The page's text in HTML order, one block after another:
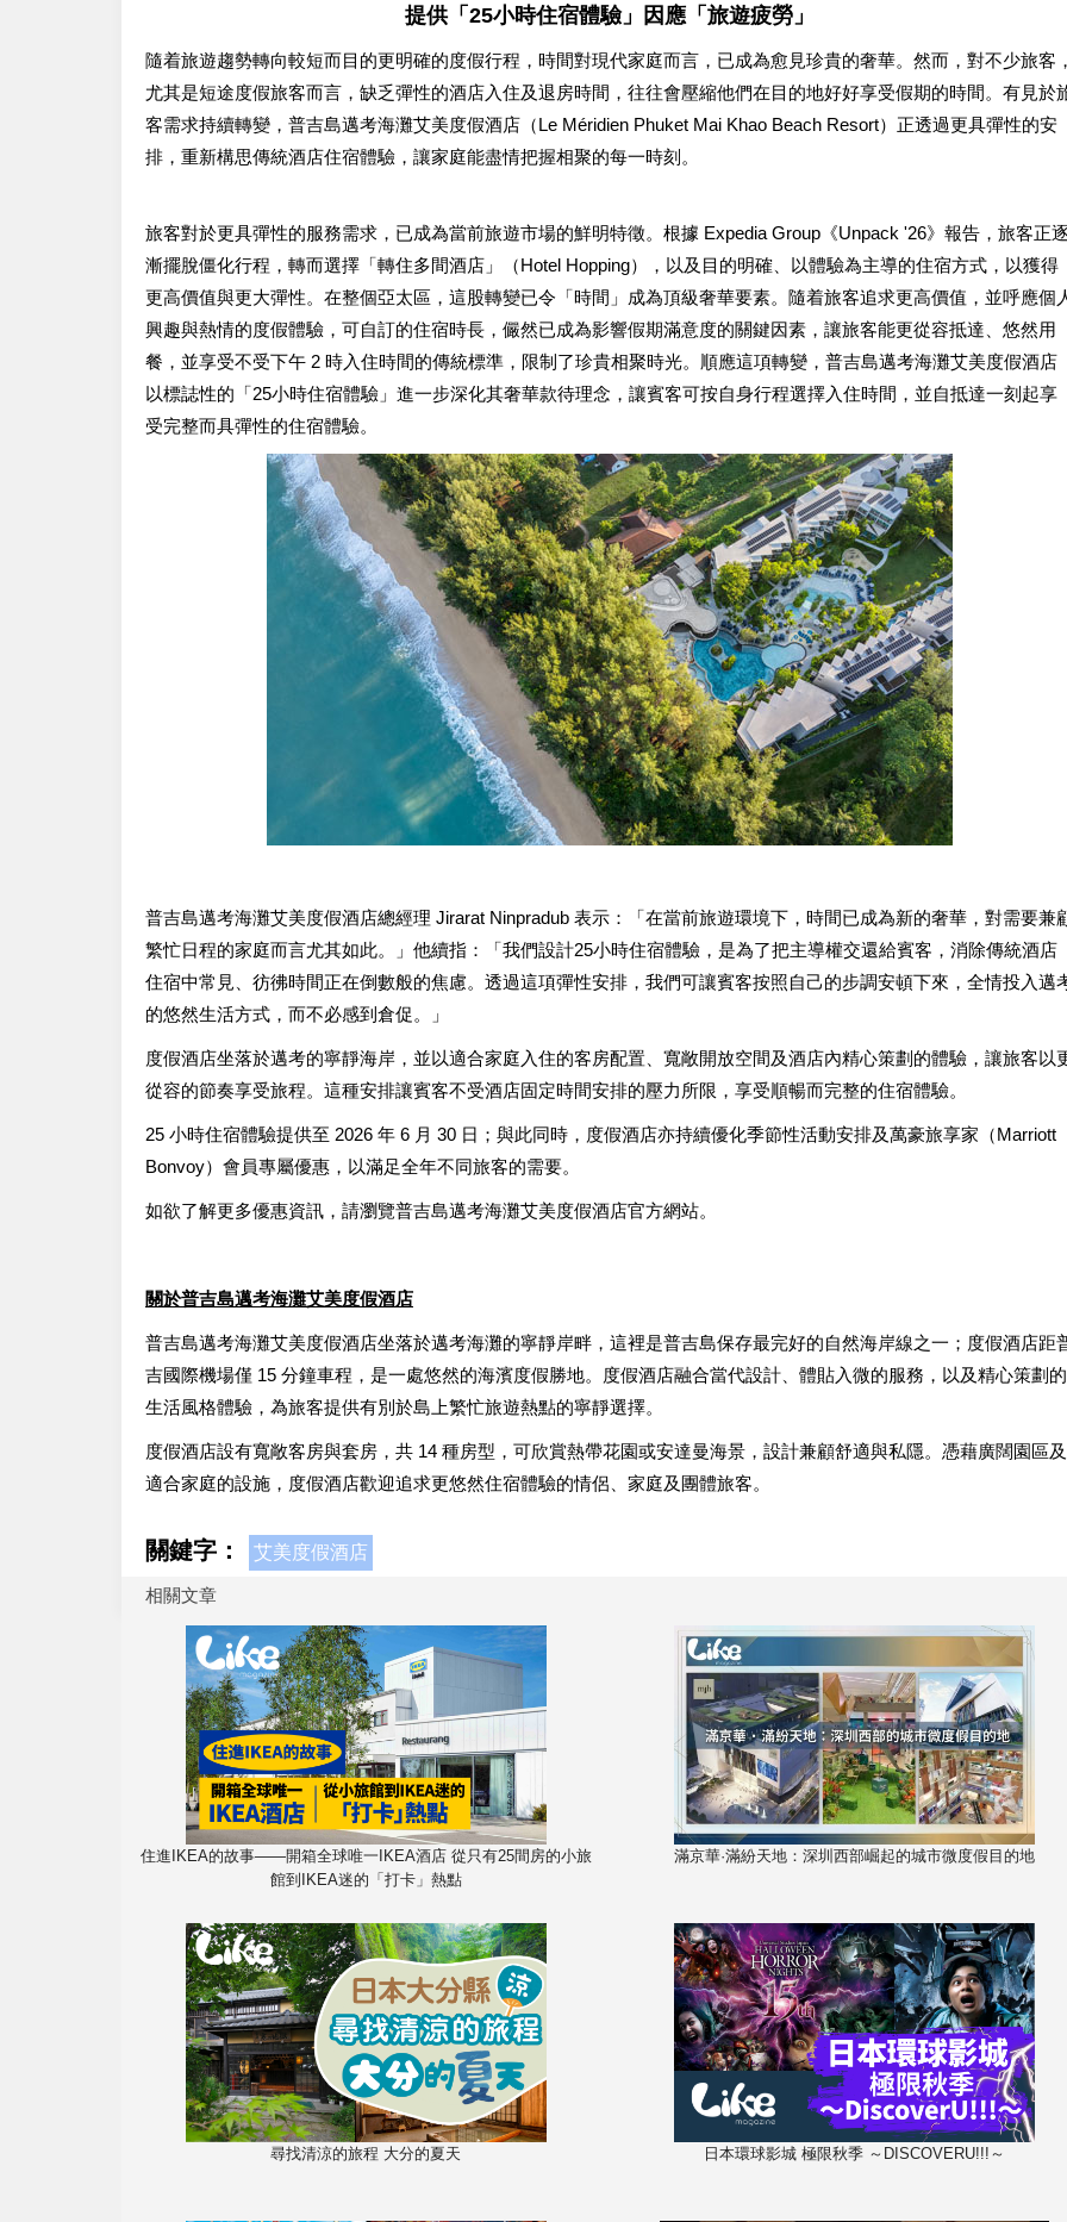
提供「25小時住宿體驗」因應「旅遊疲勞」
隨着旅遊趨勢轉向較短而目的更明確的度假行程，時間對現代家庭而言，已成為愈見珍貴的奢華。然而，對不少旅客
尤其是短途度假旅客而言，缺乏彈性的酒店入住及退房時間，往往會壓縮他們在目的地好好享受假期的時間。有見於
客需求持續轉變，普吉島邁考海灘艾美度假酒店（Le Méridien Phuket Mai Khao Beach Resort）正透過更具彈性的安
排，重新構思傳統酒店住宿體驗，讓家庭能盡情把握相聚的每一時刻。
旅客對於更具彈性的服務需求，已成為當前旅遊市場的鮮明特徵。根據 Expedia Group《Unpack '26》報告，旅客正
漸擺脫僵化行程，轉而選擇「轉住多間酒店」（Hotel Hopping），以及目的明確、以體驗為主導的住宿方式，以獲得
更高價值與更大彈性。在整個亞太區，這股轉變已令「時間」成為頂級奢華要素。隨着旅客追求更高價值，並呼應個
興趣與熱情的度假體驗，可自訂的住宿時長，儼然已成為影響假期滿意度的關鍵因素，讓旅客能更從容抵達、悠然用
餐，並享受不受下午 2 時入住時間的傳統標準，限制了珍貴相聚時光。順應這項轉變，普吉島邁考海灘艾美度假酒店
以標誌性的「25小時住宿體驗」進一步深化其奢華款待理念，讓賓客可按自身行程選擇入住時間，並自抵達一刻起享
受完整而具彈性的住宿體驗。
普吉島邁考海灘艾美度假酒店總經理 Jirarat Ninpradub 表示：「在當前旅遊環境下，時間已成為新的奢華，對需要兼
繁忙日程的家庭而言尤其如此。」他續指：「我們設計25小時住宿體驗，是為了把主導權交還給賓客，消除傳統酒店
住宿中常見、彷彿時間正在倒數般的焦慮。透過這項彈性安排，我們可讓賓客按照自己的步調安頓下來，全情投入邁
的悠然生活方式，而不必感到倉促。」
度假酒店坐落於邁考的寧靜海岸，並以適合家庭入住的客房配置、寬敞開放空間及酒店內精心策劃的體驗，讓旅客以
從容的節奏享受旅程。這種安排讓賓客不受酒店固定時間安排的壓力所限，享受順暢而完整的住宿體驗。
25 小時住宿體驗提供至 2026 年 6 月 30 日；與此同時，度假酒店亦持續優化季節性活動安排及萬豪旅享家（Marriott
Bonvoy）會員專屬優惠，以滿足全年不同旅客的需要。
如欲了解更多優惠資訊，請瀏覽普吉島邁考海灘艾美度假酒店官方網站。
關於普吉島邁考海灘艾美度假酒店
普吉島邁考海灘艾美度假酒店坐落於邁考海灘的寧靜岸畔，這裡是普吉島保存最完好的自然海岸線之一；度假酒店距
吉國際機場僅 15 分鐘車程，是一處悠然的海濱度假勝地。度假酒店融合當代設計、體貼入微的服務，以及精心策劃的
生活風格體驗，為旅客提供有別於島上繁忙旅遊熱點的寧靜選擇。
度假酒店設有寬敞客房與套房，共 14 種房型，可欣賞熱帶花園或安達曼海景，設計兼顧舒適與私隱。憑藉廣闊園區及
適合家庭的設施，度假酒店歡迎追求更悠然住宿體驗的情侶、家庭及團體旅客。
關鍵字： 艾美度假酒店
相關文章
住進IKEA的故事——開箱全球唯一IKEA酒店 從只有25間房的小旅
館到IKEA迷的「打卡」熱點
滿京華·滿紛天地：深圳西部崛起的城市微度假目的地
尋找清涼的旅程 大分的夏天 日本環球影城 極限秋季 ～DISCOVERU!!!～